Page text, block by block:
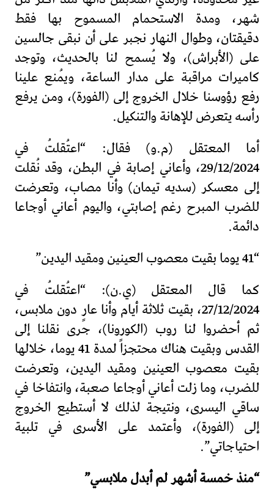
شهر، ومدة الاستحمام المسموح بها فقط
دقيقتان، وطوال النهار نجبر على أن نبقى جالسين
على (الأبراش)، ولا يُسمح لنا بالحديث، وتوجد
كاميرات مراقبة على مدار الساعة، ويُمنع علينا
رفع رؤوسنا خلال الخروج إلى (الفورة)، ومن يرفع
رأسه يتعرض للإهانة والتنكيل.
أما المعتقل (م.و) فقال: “اعتُقلتُ في
29/12/2024، وأعاني إصابة في البطن، وقد نُقلت
إلى معسكر (سديه تيمان) وأنا مصاب، وتعرضت
للضرب المبرح رغم إصابتي، واليوم أعاني أوجاعا
دائمة.
“41 يوما بقيت معصوب العينين ومقيد اليدين”
كما قال المعتقل (ي.ن): “اعتُقلتُ في
27/12/2024، بقيت ثلاثة أيام وأنا عارٍ دون ملابس،
ثم أحضروا لنا روب (الكورونا)، جرى نقلنا إلى
القدس وبقيت هناك محتجزاً لمدة 41 يوما، خلالها
بقيت معصوب العينين ومقيد اليدين، وتعرضت
للضرب، وما زلت أعاني أوجاعا صعبة، وانتفاخا في
ساقي اليسرى، ونتيجة لذلك لا أستطيع الخروج
إلى (الفورة)، وأعتمد على الأسرى في تلبية
احتياجاتي”.
“منذ خمسة أشهر لم أبدل ملابسي”